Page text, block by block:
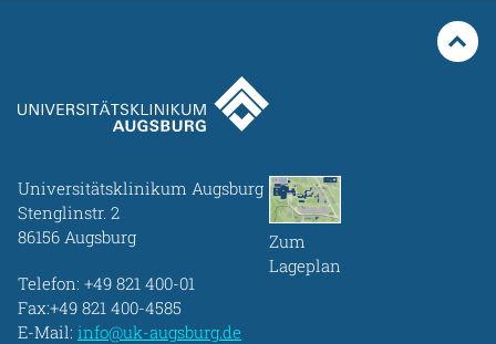
Universitätsklinikum Augsburg
Stenglinstr. 2
86156 Augsburg
Telefon: +49 821 400-01
Fax:+49 821 400-4585
E-Mail: info@uk-augsburg.de
Zum
Lageplan